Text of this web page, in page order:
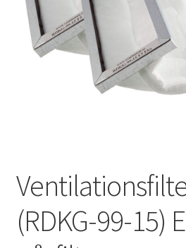
VVS
Fynd
(RDKG-99-15)